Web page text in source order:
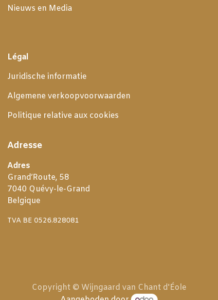
Nieuws en Media
Légal
Juridische informatie
Algemene verkoopvoorwaarden
Politique relative aux cookies
Adresse
Adres
Grand’Route, 58
7040 Quévy-le-Grand
Belgique
TVA BE 0526.828081
Copyright © Wijngaard van Chant d'Éole